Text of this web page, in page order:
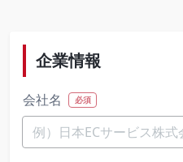
企業情報
会社名 必須